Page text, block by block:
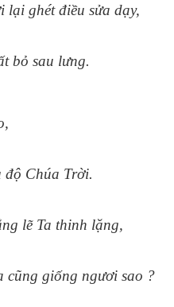
lại ghét điều sửa dạy,
bỏ sau lưng.
độ Chúa Trời.
lẽ Ta thinh lặng,
cũng giống ngươi sao ?